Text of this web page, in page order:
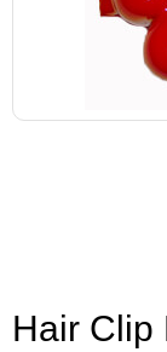
Hair Clip